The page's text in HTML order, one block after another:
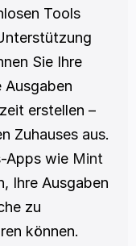
Tools
Sie Ihre
Ausgaben
erstellen –
Zuhauses aus.
Apps wie Mint
Ihre Ausgaben
zu
können.